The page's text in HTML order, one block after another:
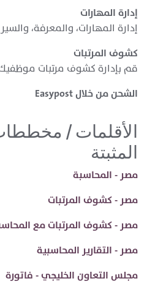
إدارة المهارات
إدارة المهارات، والمعرفة،
كشوف المرتبات
قم بإدارة كشوف مرتبات
الشحن من خلال Easypost
الأقلمات /
المثبتة
مصر - المحاسبة
مصر - كشوف المرتبات
مصر - كشوف المرتبات مع
مصر - التقارير المحاسبية
مجلس التعاون الخليجي - فاتورة